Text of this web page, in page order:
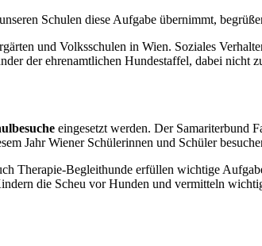
Schulen diese Aufgabe übernimmt,
und Volksschulen in Wien. Soziales
der ehrenamtlichen Hundestaffel, dabei nicht
eingesetzt werden. Der Samariterbund
Jahr Wiener Schülerinnen und Schüler
Therapie-Begleithunde erfüllen wichtige
die Scheu vor Hunden und vermitteln